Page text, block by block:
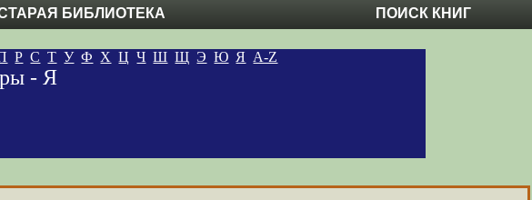
БИБЛИОТЕКА ПОИСК КНИГ
Р С Т У Ф Х Ц Ч Ш Щ Э Ю Я A-Z
- Я